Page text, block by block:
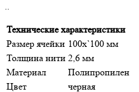
..
Технические характеристики
Размер ячейки 100х`100 мм
Толщина нити 2,6 мм
Материал
Полипропилен
Цвет
черная